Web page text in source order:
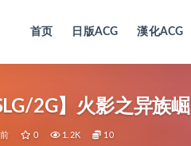
首页 日版ACG 漢化ACG
2G】火影之异族
0 1.2K 10